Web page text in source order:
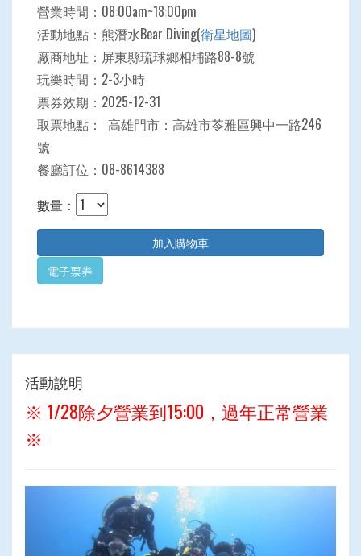
營業時間：08:00am~18:00pm
活動地點：熊潛水Bear Diving(衛星地圖)
廠商地址：屏東縣琉球鄉相埔路88-8號
玩樂時間：2-3小時
票券效期：2025-12-31
取票地點： 高雄門市：高雄市苓雅區興中一路246
號
餐廳訂位：08-8614388
數量：
電子票券
活動說明
※ 1/28除夕營業到15:00，過年正常營業
※